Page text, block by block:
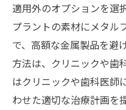
適用外のオプションを選
プラントの素材にメタル
で、高額な金属製品を避
方法は、クリニックや歯
はクリニックや歯科医師
わせた適切な治療計画を